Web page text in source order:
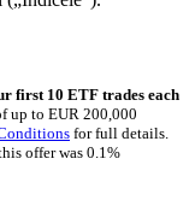
first 10 ETF trades each
up to EUR 200,000
for full details.
offer was 0.1%